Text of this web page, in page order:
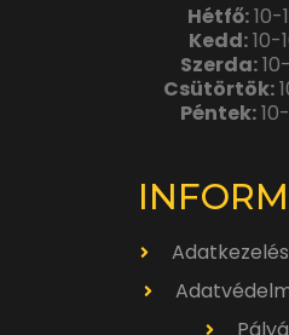
Hétfő:10-
Kedd:10-
Szerda:
Csütörtök:
Péntek: